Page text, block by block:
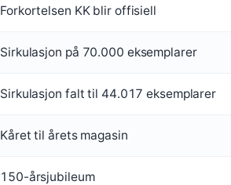
Forkortelsen KK blir offisiell
Sirkulasjon på 70.000 eksemplarer
Sirkulasjon falt til 44.017 eksemplarer
Kåret til årets magasin
150-årsjubileum